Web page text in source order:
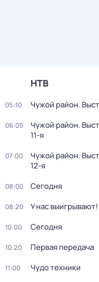
НТВ
05:10 Чужой район.
06:05 Чужой район.
11-я
07:00 Чужой район.
12-я
08:00 Сегодня
08:20 У нас выигрывают!
10:00 Сегодня
10:20 Первая передача
11:00 Чудо техники